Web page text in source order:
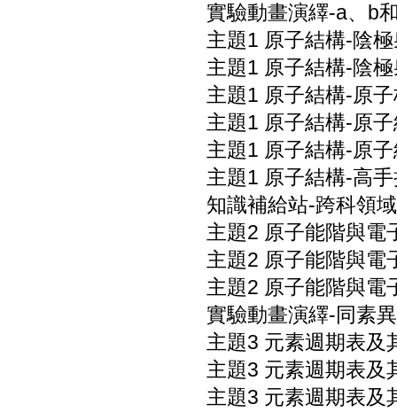
實驗動畫演繹-a、b
主題1 原子結構-陰
主題1 原子結構-陰
主題1 原子結構-原
主題1 原子結構-原
主題1 原子結構-原
主題1 原子結構-高
知識補給站-跨科領
主題2 原子能階與電
主題2 原子能階與電
主題2 原子能階與電
實驗動畫演繹-同素
主題3 元素週期表及
主題3 元素週期表及
主題3 元素週期表及